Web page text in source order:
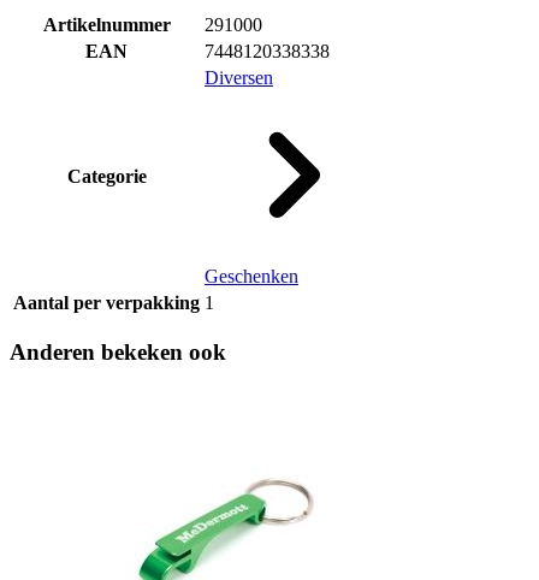
Artikelnummer
291000
EAN
7448120338338
Categorie
Diversen
Geschenken
Aantal per verpakking 1
Anderen bekeken ook